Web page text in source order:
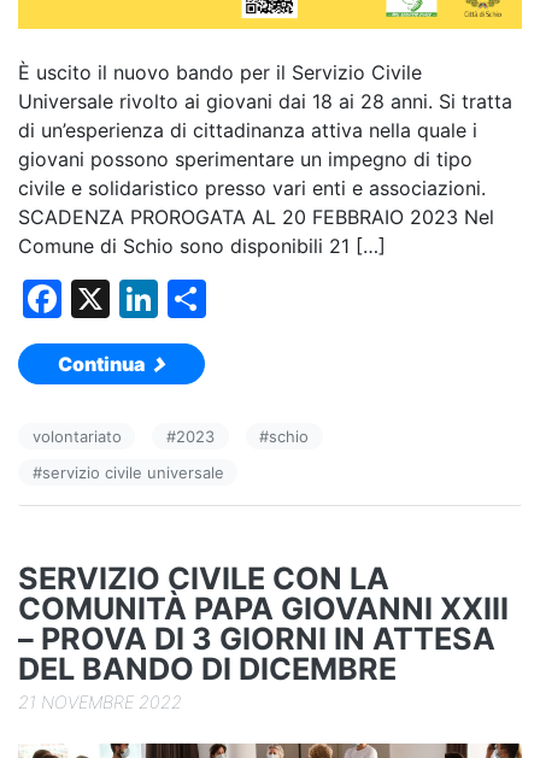
È uscito il nuovo bando per il Servizio Civile
Universale rivolto ai giovani dai 18 ai 28 anni. Si tratta
di un’esperienza di cittadinanza attiva nella quale i
giovani possono sperimentare un impegno di tipo
civile e solidaristico presso vari enti e associazioni.
SCADENZA PROROGATA AL 20 FEBBRAIO 2023 Nel
Comune di Schio sono disponibili 21 […]
F
a
c
b
o
k
X
Li
n
k
dI
n
vi
di
Continua
volontariato #2023 #schio
#servizio civile universale
SERVIZIO CIVILE CON LA
COMUNITÀ PAPA GIOVANNI XXIII
– PROVA DI 3 GIORNI IN ATTESA
DEL BANDO DI DICEMBRE
21 NOVEMBRE 2022